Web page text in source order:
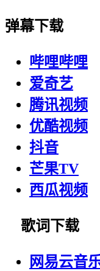
弹幕下载
哔哩哔哩
爱奇艺
腾讯视频
优酷视频
抖音
芒果TV
西瓜视频
歌词下载
网易云音